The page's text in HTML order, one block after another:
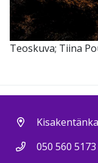
Teoskuva; Tiina
050 560 5173